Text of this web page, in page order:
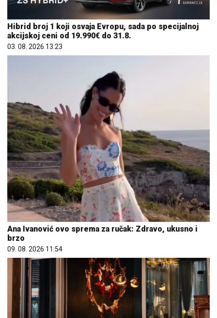
Hibrid broj 1 koji osvaja Evropu, sada po specijalnoj
akcijskoj ceni od 19.990€ do 31.8.
03. 08. 2026 13:23
Ana Ivanović ovo sprema za ručak: Zdravo, ukusno i
brzo
09. 08. 2026 11:54